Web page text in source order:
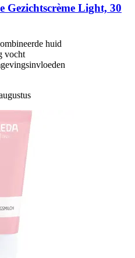
Gezichtscrème Light, 30
huid
vocht